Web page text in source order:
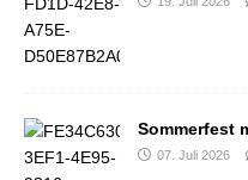
Sommerfest
07. Juli 2026